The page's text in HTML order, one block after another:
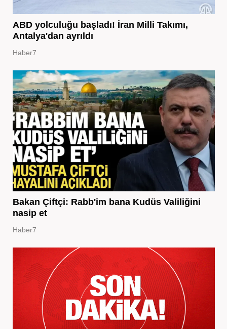
ABD yolculuğu başladı! İran Milli Takımı,
Antalya'dan ayrıldı
Haber7
Bakan Çiftçi: Rabb'im bana Kudüs Valiliğini
nasip et
Haber7